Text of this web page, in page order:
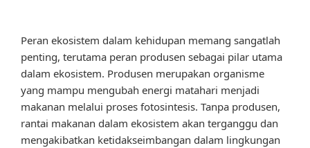
Peran ekosistem dalam kehidupan memang sangatlah
penting, terutama peran produsen sebagai pilar utama
dalam ekosistem. Produsen merupakan organisme
yang mampu mengubah energi matahari menjadi
makanan melalui proses fotosintesis. Tanpa produsen,
rantai makanan dalam ekosistem akan terganggu dan
mengakibatkan ketidakseimbangan dalam lingkungan